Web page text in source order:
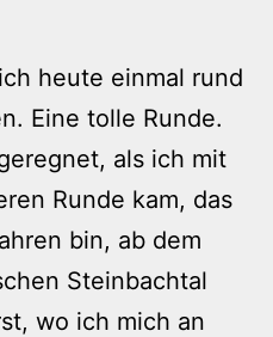
heute einmal rund
Eine tolle Runde.
als ich mit
Runde kam, das
bin, ab dem
Steinbachtal
wo ich mich an